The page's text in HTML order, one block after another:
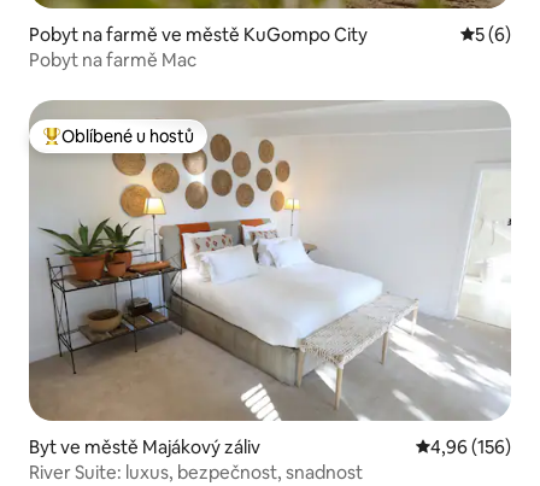
Pobyt na farmě ve městě KuGompo City
5 (6)
Pobyt na farmě Mac
Nejlepší v kategorii Oblíbené u hostů
Oblíbené u hostů
Byt ve městě Majákový záliv Průměrné
4,96 (156)
River Suite: luxus, bezpečnost, snadnost